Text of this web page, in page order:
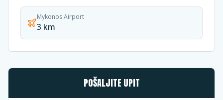
Mykonos Airport
3 km
POŠALJITE UPIT